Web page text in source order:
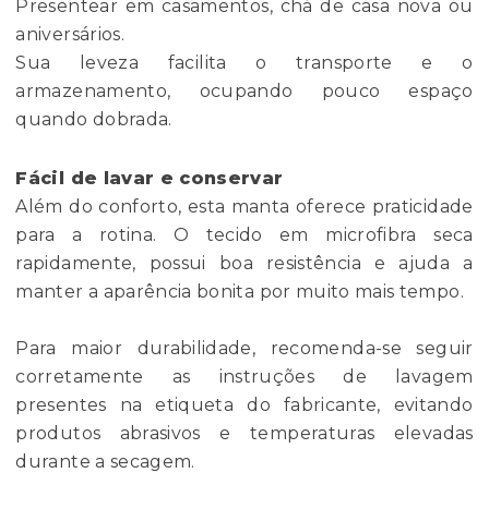
Presentear em casamentos, chá de casa nova ou
aniversários.
Sua leveza facilita o transporte e o
armazenamento, ocupando pouco espaço
quando dobrada.
Fácil de lavar e conservar
Além do conforto, esta manta oferece praticidade
para a rotina. O tecido em microfibra seca
rapidamente, possui boa resistência e ajuda a
manter a aparência bonita por muito mais tempo.
Para maior durabilidade, recomenda-se seguir
corretamente as instruções de lavagem
presentes na etiqueta do fabricante, evitando
produtos abrasivos e temperaturas elevadas
durante a secagem.